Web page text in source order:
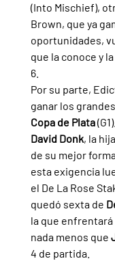
(Into Mischief),
Brown, que ya
oportunidades,
que la conoce y
6.
Por su parte,
ganar los
Copa de Plata
David Donk, la
de su mejor
esta exigencia
el De La Rose
quedó sexta de
la que
nada menos que
4 de partida.